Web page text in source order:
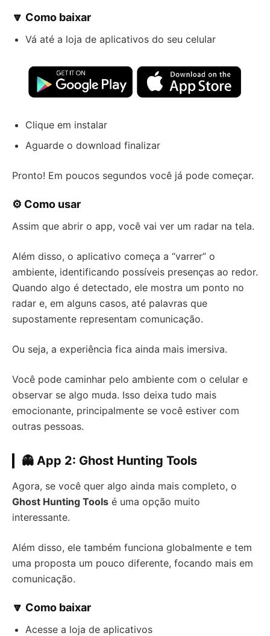
🔽 Como baixar
Vá até a loja de aplicativos do seu celular
Clique em instalar
Aguarde o download finalizar
Pronto! Em poucos segundos você já pode começar.
⚙️ Como usar
Assim que abrir o app, você vai ver um radar na tela.
Além disso, o aplicativo começa a “varrer” o
ambiente, identificando possíveis presenças ao redor.
Quando algo é detectado, ele mostra um ponto no
radar e, em alguns casos, até palavras que
supostamente representam comunicação.
Ou seja, a experiência fica ainda mais imersiva.
Você pode caminhar pelo ambiente com o celular e
observar se algo muda. Isso deixa tudo mais
emocionante, principalmente se você estiver com
outras pessoas.
👻 App 2: Ghost Hunting Tools
Agora, se você quer algo ainda mais completo, o
Ghost Hunting Tools é uma opção muito
interessante.
Além disso, ele também funciona globalmente e tem
uma proposta um pouco diferente, focando mais em
comunicação.
🔽 Como baixar
Acesse a loja de aplicativos